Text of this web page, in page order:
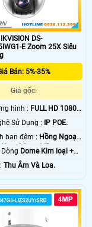
DS-
E Zoom 25X Siêu
Bán: 5%-35%
Giá gốc:
hình : FULL HD 1080P
⚙ Công Nghệ Sử Dụng : IP POE.
💡 Hình ảnh ban đêm : Hồng Ngoại
Smart IR.
Dòng Dome Kim loại +
️🎙 Ưu Điểm :Thu Âm Và Loa.